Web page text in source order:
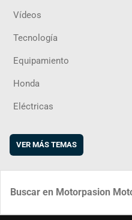
Vídeos
Tecnología
Equipamiento
Honda
Eléctricas
VER MÁS TEMAS